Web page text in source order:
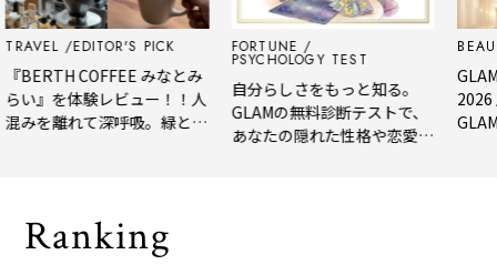
EDITOR'S PICK
COFFEE みなとみ
を体験レビュー！！人
離れて深呼吸。緑と
FORTUNE
PSYCHOLOGY TEST
自分らしさをもっと知る。
GLAMの無料診断テストで、
あなたの隠れた性格や恋愛タ
BEAUTY
GLAM
2026 上
GLAM編
Ranking